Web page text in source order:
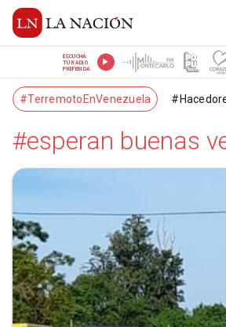
ESCUCHÁ
TU RADIO
PREFERIDA
#TerremotoEnVenezuela
#esperan buenas